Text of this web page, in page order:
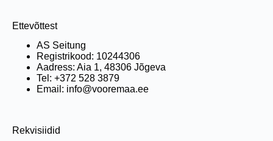
Ettevõttest
AS Seitung
Registrikood: 10244306
Aadress: Aia 1, 48306 Jõgeva
Tel: +372 528 3879
Email: info@vooremaa.ee
Rekvisiidid